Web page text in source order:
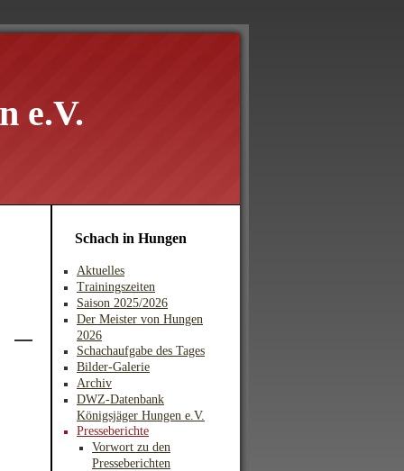
e.V.
Schach in Hungen
Aktuelles
Trainingszeiten
Saison 2025/2026
Der Meister von Hungen
2026
Schachaufgabe des Tages
Bilder-Galerie
Archiv
DWZ-Datenbank
Königsjäger Hungen e.V.
Presseberichte
Vorwort zu den
Presseberichten